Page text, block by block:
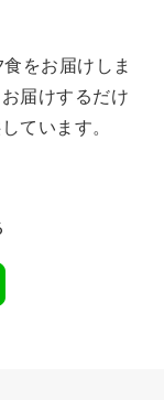
をお届けしま
届けするだけ
ています。